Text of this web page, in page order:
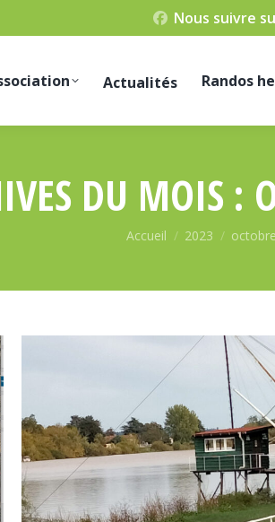
Nous suivre
Actualités Randos
DU MOIS :
Vous êtes ici :
Accueil 2023 octobre